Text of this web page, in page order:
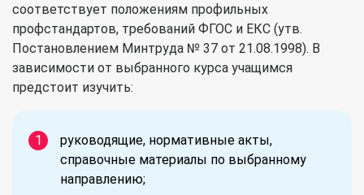
соответствует положениям профильных
профстандартов, требований ФГОС и ЕКС (утв.
Постановлением Минтруда № 37 от 21.08.1998). В
зависимости от выбранного курса учащимся
предстоит изучить:
руководящие, нормативные акты,
справочные материалы по выбранному
направлению;